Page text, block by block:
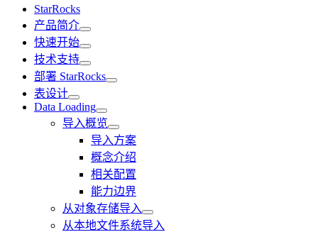
StarRocks
产品简介
快速开始
技术支持
部署 StarRocks
表设计
Data Loading
导入概览
导入方案
概念介绍
相关配置
能力边界
从对象存储导入
从本地文件系统导入